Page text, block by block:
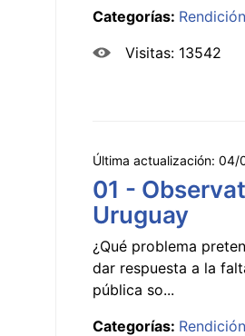
Categorías:
Visitas: 13542
Última actualización: 04/
01 -
Uruguay
¿Qué problema
dar respuesta a la
pública so...
Categorías: